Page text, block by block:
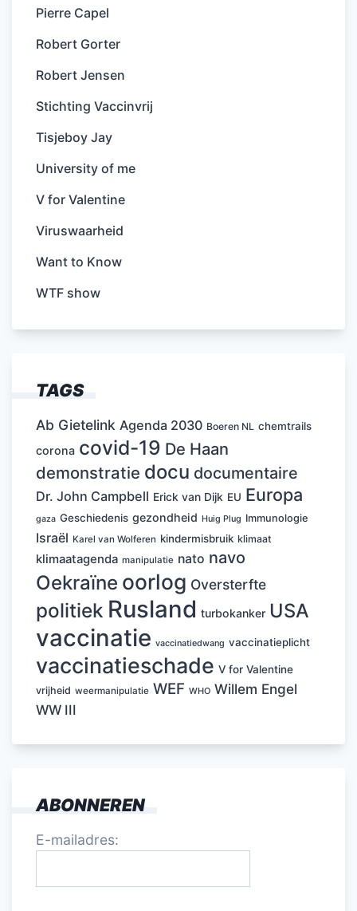
Pierre Capel
Robert Gorter
Robert Jensen
Stichting Vaccinvrij
Tisjeboy Jay
University of me
V for Valentine
Viruswaarheid
Want to Know
WTF show
TAGS
Ab Gietelink Agenda 2030 Boeren NL chemtrails
corona covid-19 De Haan
demonstratie docu documentaire
Dr. John Campbell Erick van Dijk EU Europa
gaza Geschiedenis gezondheid Huig Plug Immunologie
Israël Karel van Wolferen kindermisbruik klimaat
klimaatagenda manipulatie nato navo
Oekraïne oorlog Oversterfte
politiek Rusland turbokanker USA
vaccinatie vaccinatiedwang vaccinatieplicht
vaccinatieschade V for Valentine
vrijheid weermanipulatie WEF WHO Willem Engel
WW III
ABONNEREN
E-mailadres: